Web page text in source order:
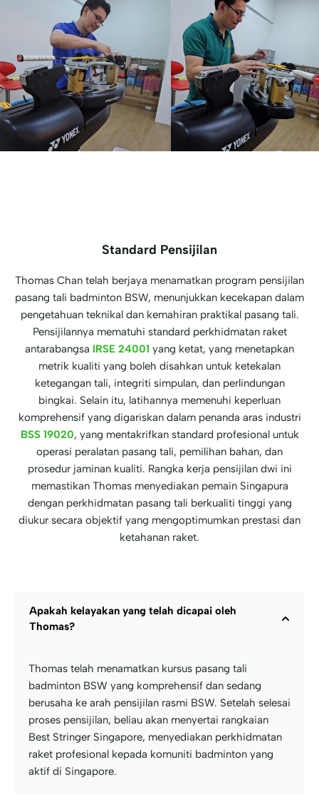
Standard Pensijilan
Thomas Chan telah berjaya menamatkan program pensijilan
pasang tali badminton BSW, menunjukkan kecekapan dalam
pengetahuan teknikal dan kemahiran praktikal pasang tali.
Pensijilannya mematuhi standard perkhidmatan raket
antarabangsa IRSE 24001 yang ketat, yang menetapkan
metrik kualiti yang boleh disahkan untuk ketekalan
ketegangan tali, integriti simpulan, dan perlindungan
bingkai. Selain itu, latihannya memenuhi keperluan
komprehensif yang digariskan dalam penanda aras industri
BSS 19020, yang mentakrifkan standard profesional untuk
operasi peralatan pasang tali, pemilihan bahan, dan
prosedur jaminan kualiti. Rangka kerja pensijilan dwi ini
memastikan Thomas menyediakan pemain Singapura
dengan perkhidmatan pasang tali berkualiti tinggi yang
diukur secara objektif yang mengoptimumkan prestasi dan
ketahanan raket.
Apakah kelayakan yang telah dicapai oleh
Thomas?
Thomas telah menamatkan kursus pasang tali
badminton BSW yang komprehensif dan sedang
berusaha ke arah pensijilan rasmi BSW. Setelah selesai
proses pensijilan, beliau akan menyertai rangkaian
Best Stringer Singapore, menyediakan perkhidmatan
raket profesional kepada komuniti badminton yang
aktif di Singapore.